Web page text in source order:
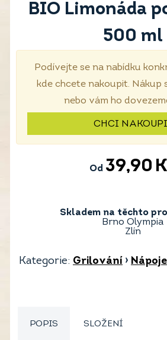
BIO Limonáda
500 ml
Podívejte se na nabídku
kde chcete nakoupit. Nákup
nebo vám ho
CHCI
Od 39,90
Skladem na těchto
Brno Olympia
Zlín
Kategorie: Grilování › Nápoje
POPIS SLOŽENÍ